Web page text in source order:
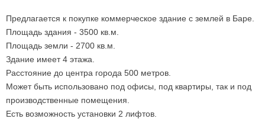
Предлагается к покупке коммерческое здание с землей в Баре.
Площадь здания - 3500 кв.м.
Площадь земли - 2700 кв.м.
Здание имеет 4 этажа.
Расстояние до центра города 500 метров.
Может быть использовано под офисы, под квартиры, так и под
производственные помещения.
Есть возможность установки 2 лифтов.